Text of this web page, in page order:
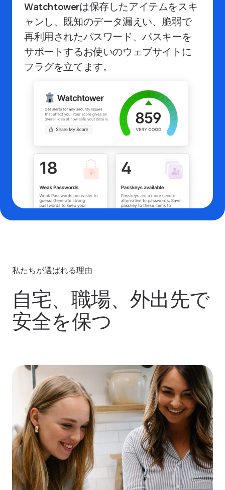
Watchtowerは保存したアイテムをスキ
ャンし、既知のデータ漏えい、脆弱で
再利用されたパスワード、パスキーを
サポートするお使いのウェブサイトに
フラグを立てます。
私たちが選ばれる理由
自宅、職場、外出先で
安全を保つ